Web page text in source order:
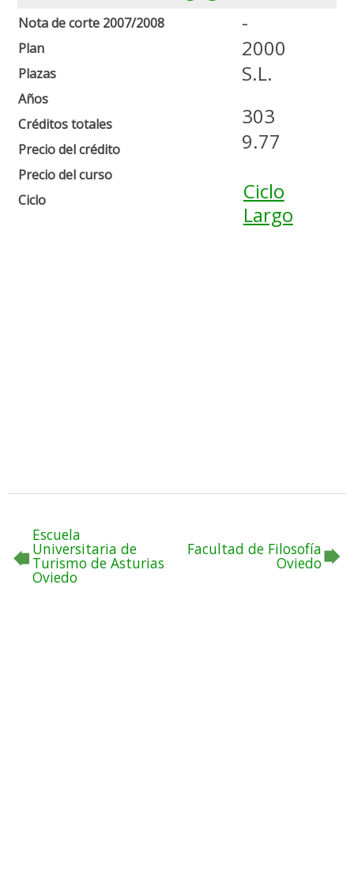
Nota de corte 2007/2008
Plan
Plazas
Años
Créditos totales
Precio del crédito
Precio del curso
Ciclo
-
2000
S.L.
303
9.77
Ciclo
Largo
Escuela
Universitaria de
Turismo de Asturias
Oviedo
Facultad de Filosofía
Oviedo